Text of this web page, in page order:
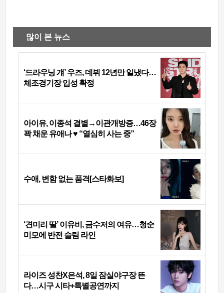
많이 본 뉴스
‘드라우닝 걔’ 우즈, 데뷔 12년만 일냈다…
체조경기장 입성 확정
아이유, 이종석 결별→이관개방증…46장
꽉 채운 유애나 ♥ “열심히 사는 중”
수애, 변함 없는 품격[스타화보]
‘견미리 딸’ 이유비, 금수저의 여유…청순
미모에 반전 슬림 라인
라이즈 성찬X은석, 8일 잠실야구장 뜬
다…시구 시타+특별공연까지